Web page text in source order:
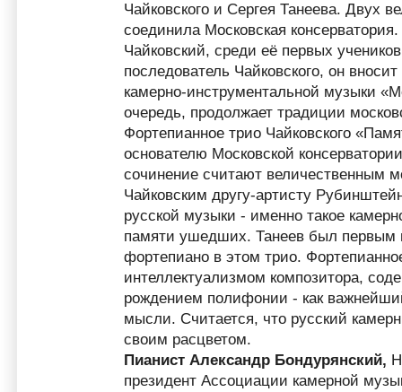
Чайковского и Сергея Танеева. Двух
соединила Московская
Чайковский, среди её первых
последователь Чайковского, он
камерно-инструментальной музыки
очередь, продолжает традиции
Фортепианное трио Чайковского
основателю Московской
сочинение считают величественным
Чайковским другу-артисту
русской музыки - именно такое
памяти ушедших. Танеев был первым
фортепиано в этом трио.
интеллектуализмом композитора,
рождением полифонии - как
мысли. Считается, что русский
своим расцветом.
Пианист Александр Бондурянский,
президент Ассоциации камерной